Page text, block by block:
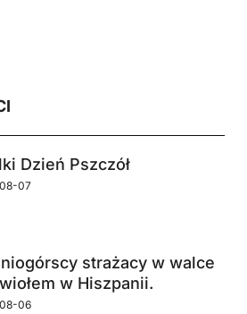
Dzień Pszczół
07
strażacy w walce
w Hiszpanii.
06